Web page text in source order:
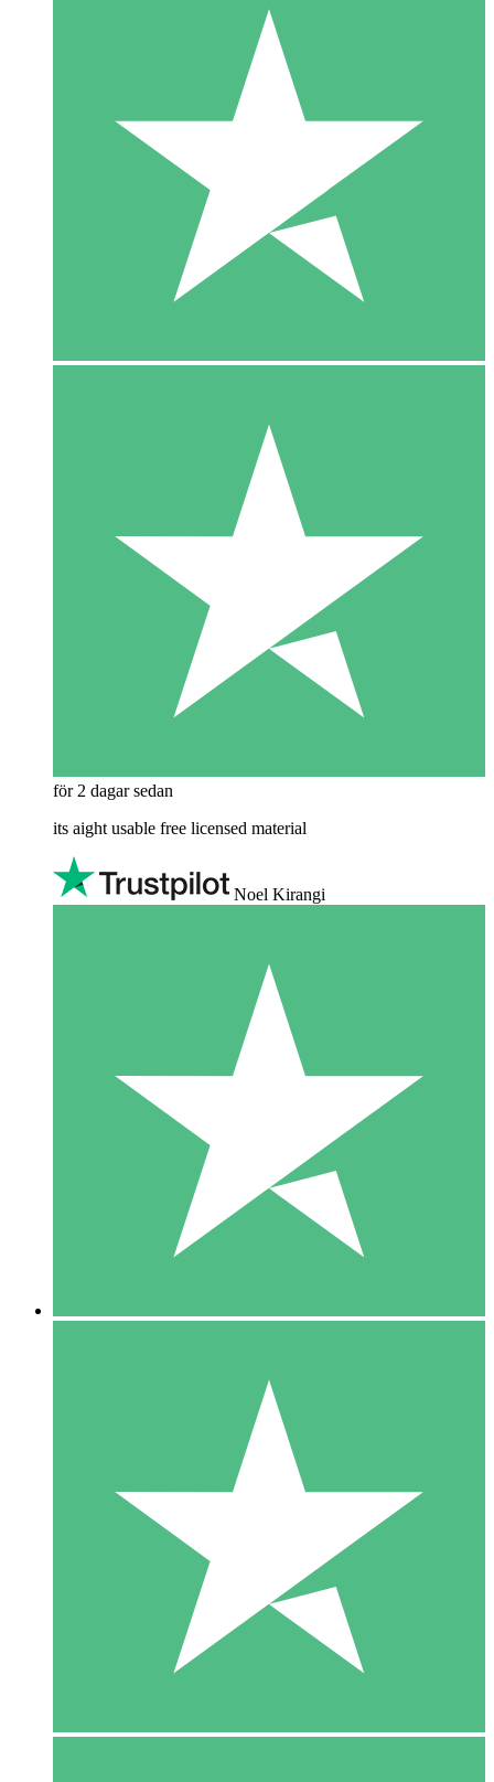
för 2 dagar sedan
its aight usable free licensed material
Noel Kirangi